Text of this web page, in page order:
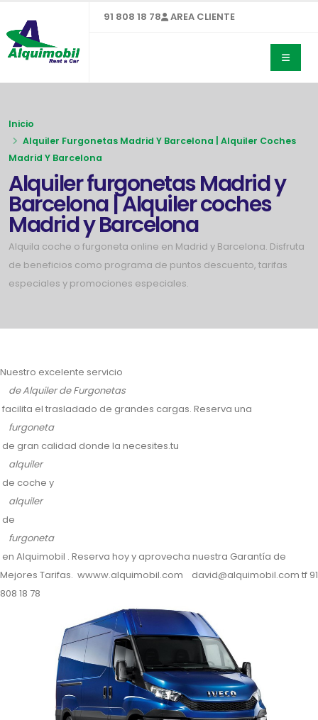
91 808 18 78 AREA CLIENTE
Inicio
Alquiler Furgonetas Madrid Y Barcelona | Alquiler Coches
Madrid Y Barcelona
Alquiler furgonetas Madrid y
Barcelona | Alquiler coches
Madrid y Barcelona
Alquila coche o furgoneta online en Madrid y Barcelona. Disfruta
de beneficios como programa de puntos descuento, tarifas
especiales y promociones especiales.
Nuestro excelente servicio
de Alquiler de Furgonetas
facilita el trasladado de grandes cargas. Reserva una
furgoneta
de gran calidad donde la necesites.tu
alquiler
de coche y
alquiler
de
furgoneta
en Alquimobil . Reserva hoy y aprovecha nuestra Garantía de
Mejores Tarifas. wwww.alquimobil.com david@alquimobil.com tf 91
808 18 78